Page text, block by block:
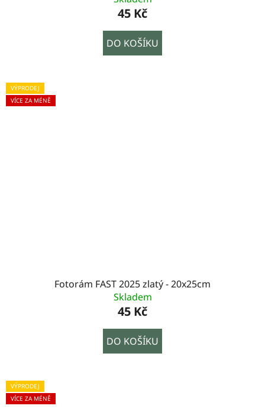
45 Kč
DO KOŠÍKU
VÝPRODEJ
VÍCE ZA MÉNĚ
Fotorám FAST 2025 zlatý - 20x25cm
Skladem
45 Kč
DO KOŠÍKU
VÝPRODEJ
VÍCE ZA MÉNĚ